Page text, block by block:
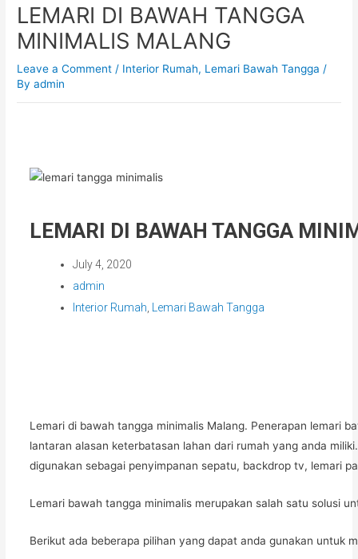
LEMARI DI BAWAH TANGGA
MINIMALIS MALANG
Leave a Comment / Interior Rumah, Lemari Bawah Tangga /
Byadmin
LEMARI DI BAWAH TANGGA
July 4, 2020
admin
Interior Rumah
Lemari Bawah Tangga
Lemari di bawah tangga minimalis Malang. Penerapan lemari
lantaran alasan keterbatasan lahan dari rumah yang anda
digunakan sebagai penyimpanan sepatu, backdrop tv, lemari
Lemari bawah tangga minimalis merupakan salah satu solusi
Berikut ada beberapa pilihan yang dapat anda gunakan untuk